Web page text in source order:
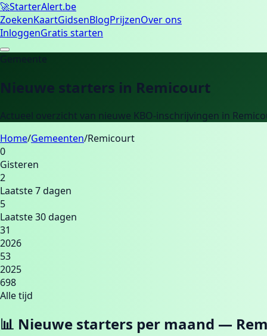
🚀StarterAlert.be
ZoekenKaartGidsenBlogPrijzenOver ons
InloggenGratis starten
Gemeente
Nieuwe starters in Remicourt
Actueel overzicht van nieuwe KBO-inschrijvingen in
Home/Gemeenten/Remicourt
0
Gisteren
2
Laatste 7 dagen
5
Laatste 30 dagen
31
2026
53
2025
698
Alle tijd
📊 Nieuwe starters per maand —